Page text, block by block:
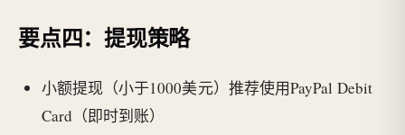
要点四：提现策略
小额提现（小于1000美元）推荐使用PayPal Debit
Card（即时到账）